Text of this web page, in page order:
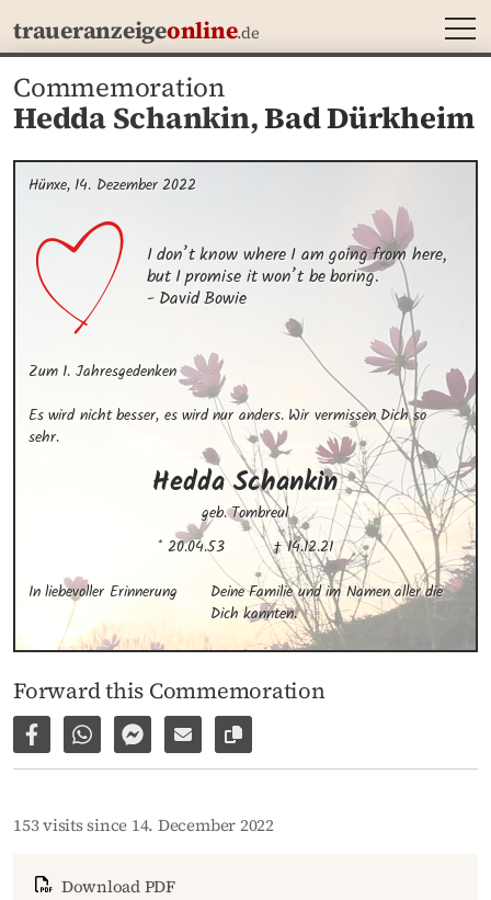
traueranzeigeonline.de
Commemoration
Hedda Schankin,Bad Dürkheim
Hünxe, 14. Dezember 2022
I don’t know where I am going from here,
but I promise it won’t be boring.
- David Bowie
Zum 1. Jahresgedenken
Es wird nicht besser, es wird nur anders. Wir vermissen Dich so
sehr.
HeddaSchankin
geb. Tombreul
* 20.04.53 † 14.12.21
In liebevoller Erinnerung
Deine Familie und im Namen aller die
Dich kannten.
Forward this Commemoration
Share on Facebook
Share via WhatsApp
Share via Facebook Messenger
Share via E-Mail
Copy link to page
153 visits since 14. December 2022
Download PDF